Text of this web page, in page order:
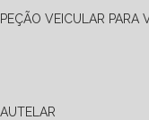
VEICULAR PARA